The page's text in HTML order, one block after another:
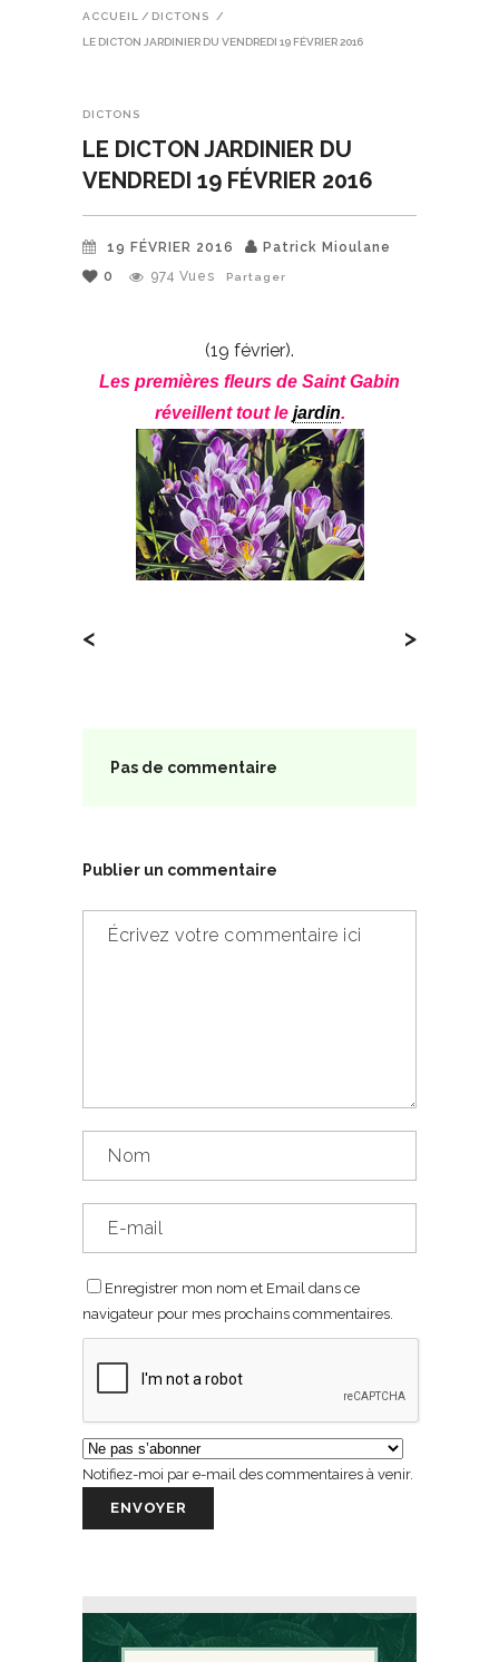
ACCUEIL / DICTONS /
LE DICTON JARDINIER DU VENDREDI 19 FÉVRIER 2016
DICTONS
LE DICTON JARDINIER DU
VENDREDI 19 FÉVRIER 2016
19 FÉVRIER 2016
Patrick Mioulane
0
974 Vues Partager
(19 février).
Les premières fleurs de Saint Gabin
réveillent tout le jardin.
< >
Pas de commentaire
Publier un commentaire
Enregistrer mon nom et Email dans ce
navigateur pour mes prochains commentaires.
Notifiez-moi par e-mail des commentaires à venir.